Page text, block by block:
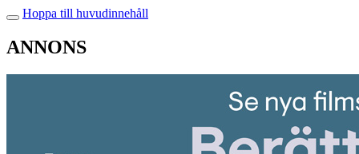
Hoppa till huvudinnehåll
ANNONS